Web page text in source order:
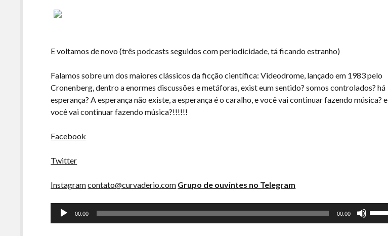
E voltamos de novo (três podcasts seguidos com periodicidade, tá ficando estranho)
Falamos sobre um dos maiores clássicos da ficção científica: Videodrome, lançado em 1983 pelo
Cronenberg, dentro a enormes discussões e metáforas, exist eum sentido? somos controlados? há
esperança? A esperança não existe, a esperança é o caralho, e você vai continuar fazendo música? e
você vai continuar fazendo música?!!!!!!
Facebook
Twitter
Instagramcontato@curvaderio.com Grupo de ouvintes no Telegram
Tocador
00:00 00:00